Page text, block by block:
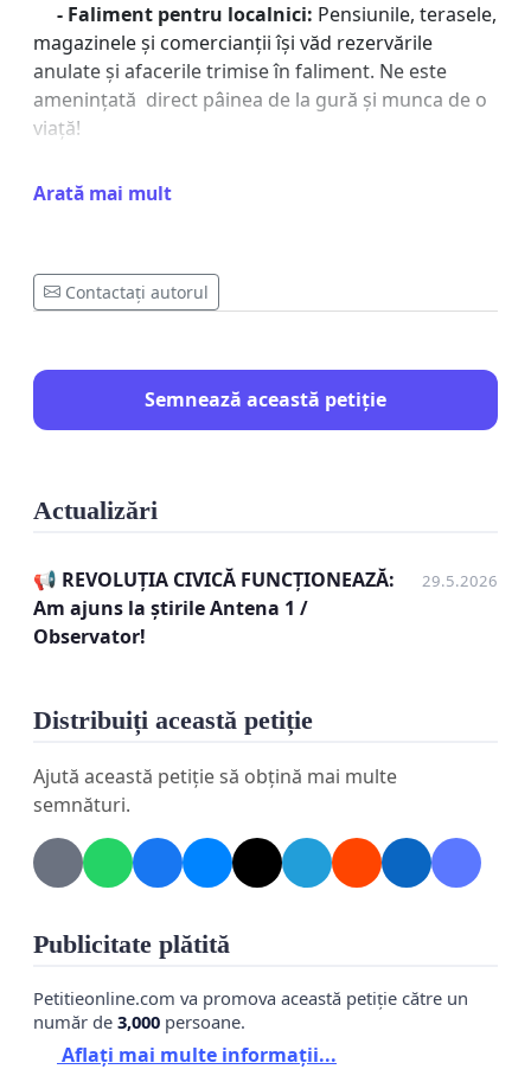
- Faliment pentru localnici: Pensiunile, terasele,
magazinele și comercianții își văd rezervările
anulate și afacerile trimise în faliment. Ne este
amenințată direct pâinea de la gură și munca de o
viață!
- Copii și turiștii străini abandonați:
secundare, departe de cazări.
străzile înguste din jurul gării secundare. Vom
asista la o aglomerație infernală de mașini, un trafic
O gară în lucru nu are dreptul să paralizeze o
întreagă stațiune, să ne distrugă verile și să pună
găsit soluții provizorii, cerem imperativ un peron
temporar securizat și la Costinești!
singură voce. Semnează acum! Apără-ți
normală!
Arată mai mult
Contactați autorul
Semnează această petiție
Actualizări
📢 REVOLUȚIA CIVICĂ FUNCȚIONEAZĂ:
Am ajuns la știrile Antena 1 /
Observator!
29.5.2026
Distribuiți această petiție
Ajută această petiție să obțină mai multe
semnături.
Publicitate plătită
Petitieonline.com va promova această petiție către un
număr de 3,000 persoane.
Aflați mai multe informații...